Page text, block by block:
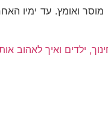
ואומץ. עד ימיו